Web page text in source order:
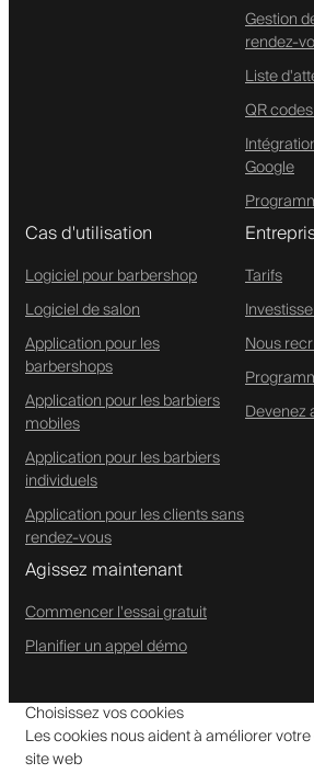
Gestion
rendez-
Liste
QR
Google
Cas d'utilisation
Logiciel pour barbershop
Logiciel de salon
Application pour les
barbershops
Application pour les barbiers
mobiles
Application pour les barbiers
individuels
Application pour les clients sans
rendez-vous
Tarifs
Nous
Devenez
Agissez maintenant
Commencer l'essai gratuit
Planifier un appel démo
Choisissez vos cookies
Les cookies nous aident à améliorer
site web